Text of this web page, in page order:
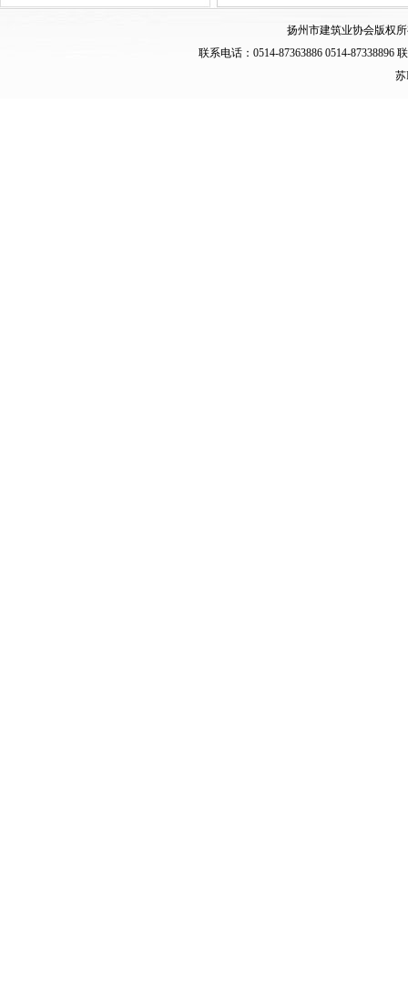
扬州市建筑业协会版权
联系电话：0514-87363886 0514-
苏